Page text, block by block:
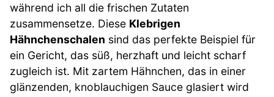
während ich all die frischen Zutaten
zusammensetze. Diese Klebrigen
Hähnchenschalen sind das perfekte Beispiel für
ein Gericht, das süß, herzhaft und leicht scharf
zugleich ist. Mit zartem Hähnchen, das in einer
glänzenden, knoblauchigen Sauce glasiert wird